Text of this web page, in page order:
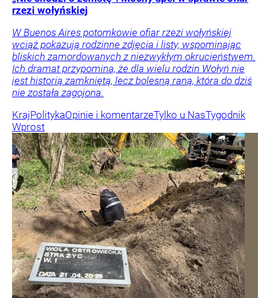
rzezi wołyńskiej
W Buenos Aires potomkowie ofiar rzezi wołyńskiej
wciąż pokazują rodzinne zdjęcia i listy, wspominając
bliskich zamordowanych z niezwykłym okrucieństwem.
Ich dramat przypomina, że dla wielu rodzin Wołyń nie
jest historią zamkniętą, lecz bolesną raną, która do dziś
nie została zagojona.
KrajPolitykaOpinie i komentarzeTylko u NasTygodnik
Wprost